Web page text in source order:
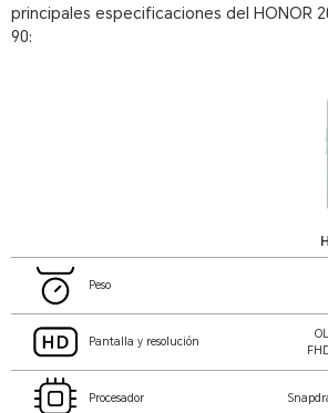
principales especificaciones del HONOR
90:
Peso
Pantalla y resolución
Procesador